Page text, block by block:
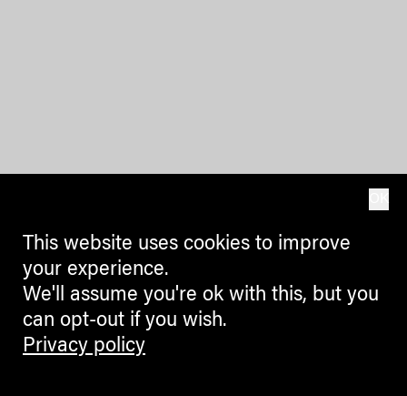
This website uses cookies to improve
your experience.
We'll assume you're ok with this, but you
can opt-out if you wish.
Privacy policy